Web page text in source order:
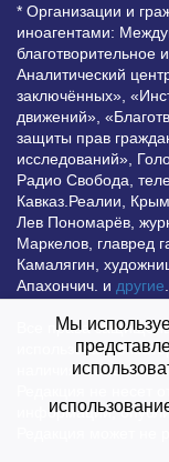
* Организации и
иноагентами:
Аналитический
заключённых»,
движений»,
защиты прав
исследований»,
Радио Свобода,
Кавказ.Реалии,
Лев Пономарёв,
Маркелов, главред
Камалягин,
Апахончич. и другие
Все права
использование
наличия активной
Редакция не несет
информации,
Мы